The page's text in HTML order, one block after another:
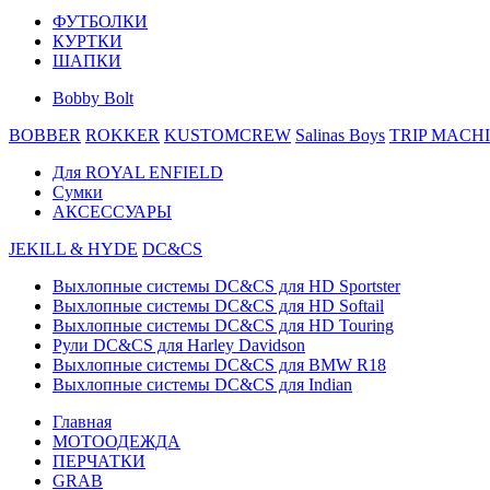
ФУТБОЛКИ
КУРТКИ
ШАПКИ
Bobby Bolt
BOBBER ROKKER KUSTOMCREW Salinas Boys TRIP
Для ROYAL ENFIELD
Сумки
АКСЕССУАРЫ
JEKILL & HYDE DC&CS
Выхлопные системы DC&CS для HD Sportster
Выхлопные системы DC&CS для HD Softail
Выхлопные системы DC&CS для HD Touring
Рули DC&CS для Harley Davidson
Выхлопные системы DC&CS для BMW R18
Выхлопные системы DC&CS для Indian
Главная
МОТООДЕЖДА
ПЕРЧАТКИ
GRAB